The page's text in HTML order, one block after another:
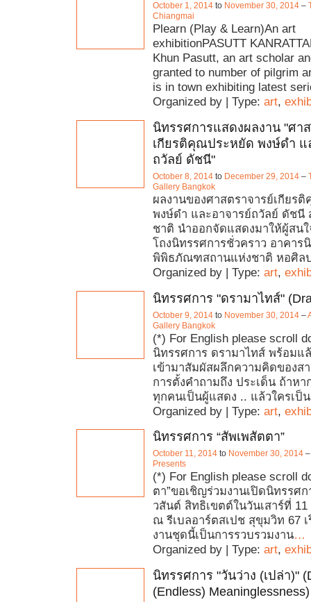
October 1, 2014 to November 30, 2014 –
Chiangmai
Plearn (Play & Learn)An art
exhibitionPASUTT
Khun Pasutt, an art scholar
granted to number of pilgrim
is in town exhibiting latest
Organized by | Type: art,
นิทรรศการแสดงผลงาน "ศา
เกียรติคุณประหยัด พงษ์ดำ แ
ถวัลย์ ดัชนี"
October 8, 2014 to December 29, 2014 –
Gallery Bangkok
ผลงานของศาสตราจารย์เกียร
พงษ์ดำ และอาจารย์ถวัลย์ ดัชนี
ชาติ นำออกจัดแสดงมาให้ผู้สน
โถงนิทรรศการชั่วคราว อาคาร
พิพิธภัณฑสถานแห่งชาติ หอศิล
Organized by | Type: art,
นิทรรศการ "ดรามาไทส์"
October 9, 2014 to November 30, 2014 –
Gallery Bangkok
(*) For English please scroll
นิทรรศการ ดรามาไทส์ พร้อมแ
เข้ามาสัมผัสผลึกความคิดของส
การตั้งคำถามถึง ประเด็น ถ้าห
ทุกคนเป็นผู้แสดง .. แล้วใครเป็
Organized by | Type: art,
นิทรรศการ “สัพเพสัตตา”
October 11, 2014 to November 30, 2014
Presents
(*) For English please scroll
ตา”ขอเชิญร่วมงานเปิดนิทรรศ
วสันต์ สิทธิเขตต์ในวันเสาร์ที่
ณ รีเบลอาร์ตสเปช สุขุมวิท 67 เ
งานชุดนี้เป็นการรวบรวมงาน…
Organized by | Type: art,
นิทรรศการ "วันว่าง (เปล่า)"
(Endless) Meaninglessness)